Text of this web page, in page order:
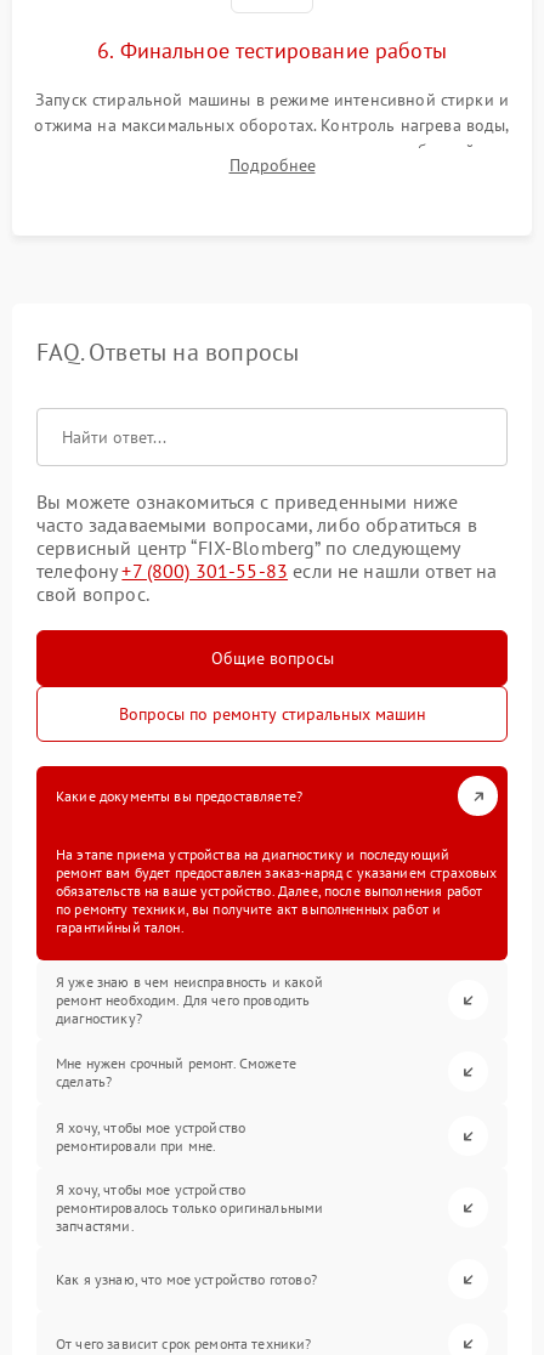
6. Финальное тестирование работы
Запуск стиральной машины в режиме интенсивной стирки и
отжима на максимальных оборотах. Контроль нагрева воды,
корректности слива, отсутствия излишних вибраций,
посторонних стуков и протечек под корпусом.
Подробнее
FAQ. Ответы на вопросы
Вы можете ознакомиться с приведенными ниже
часто задаваемыми вопросами, либо обратиться в
сервисный центр “FIX-Blomberg” по следующему
телефону+7 (800) 301-55-83 если не нашли ответ на
свой вопрос.
Общие вопросы
Вопросы по ремонту стиральных машин
Какие документы вы предоставляете?
На этапе приема устройства на диагностику и последующий
ремонт вам будет предоставлен заказ-наряд с указанием страховых
обязательств на ваше устройство. Далее, после выполнения работ
по ремонту техники, вы получите акт выполненных работ и
гарантийный талон.
Я уже знаю в чем неисправность и какой
ремонт необходим. Для чего проводить
диагностику?
Мне нужен срочный ремонт. Сможете
сделать?
Я хочу, чтобы мое устройство
ремонтировали при мне.
Я хочу, чтобы мое устройство
ремонтировалось только оригинальными
запчастями.
Как я узнаю, что мое устройство готово?
От чего зависит срок ремонта техники?